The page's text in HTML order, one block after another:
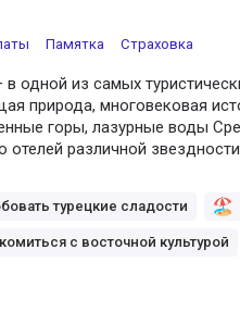
Памятка Страховка
одной из самых
природа, многовековая
горы, лазурные воды
отелей различной
турецкие сладости
с восточной культурой